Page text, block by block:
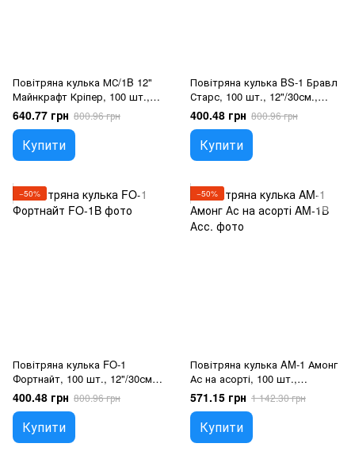
Повітряна кулька МС/1B 12"
Майнкрафт Кріпер, 100 шт.,
12"/30см., Зелений,
Майнкрафт
640.77 грн 800.96 грн
Купити
Повітряна кулька BS-1 Бравл
Старс, 100 шт., 12"/30см.,
Асортi пастель, Бравл Старс
400.48 грн 800.96 грн
Купити
−50%
Повітряна кулька FO-1
Фортнайт, 100 шт., 12"/30см.,
Асортi пастель, Ігри
400.48 грн 800.96 грн
Купити
−50%
Повітряна кулька AM-1 Амонг
Ас на асорті, 100 шт.,
12"/30см., Асортi пастель,
Амонг ас
571.15 грн 1 142.30 грн
Купити